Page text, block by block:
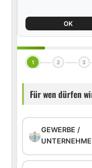
OK
1 2 3
Für wen dürfen
GEWERBE /